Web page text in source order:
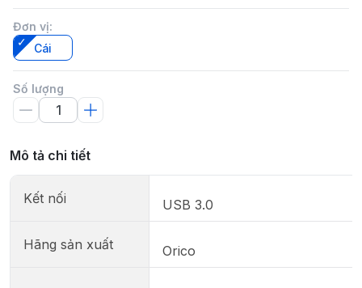
Đơn vị:
Cái
Số lượng
Mô tả chi tiết
Kết nối USB 3.0
Hãng sản xuất Orico